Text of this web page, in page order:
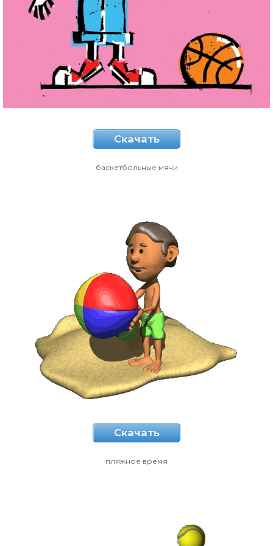
Скачать
баскетбольные мячи
Скачать
пляжное время